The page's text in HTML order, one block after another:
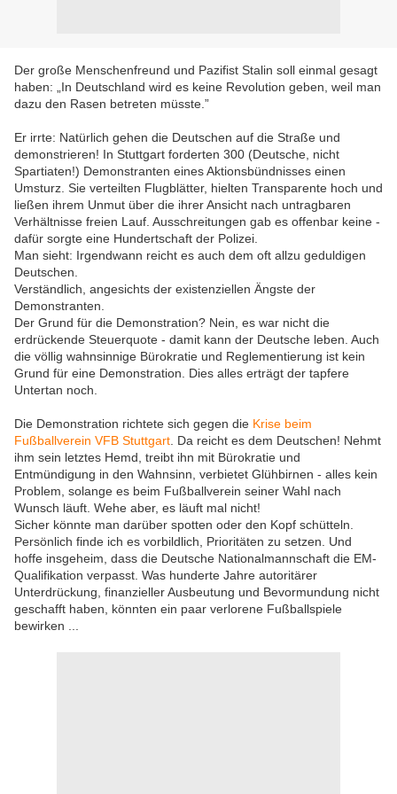
Der große Menschenfreund und Pazifist Stalin soll einmal gesagt
haben: „In Deutschland wird es keine Revolution geben, weil man
dazu den Rasen betreten müsste.”
Er irrte: Natürlich gehen die Deutschen auf die Straße und
demonstrieren! In Stuttgart forderten 300 (Deutsche, nicht
Spartiaten!) Demonstranten eines Aktionsbündnisses einen
Umsturz. Sie verteilten Flugblätter, hielten Transparente hoch und
ließen ihrem Unmut über die ihrer Ansicht nach untragbaren
Verhältnisse freien Lauf. Ausschreitungen gab es offenbar keine -
dafür sorgte eine Hundertschaft der Polizei.
Man sieht: Irgendwann reicht es auch dem oft allzu geduldigen
Deutschen.
Verständlich, angesichts der existenziellen Ängste der
Demonstranten.
Der Grund für die Demonstration? Nein, es war nicht die
erdrückende Steuerquote - damit kann der Deutsche leben. Auch
die völlig wahnsinnige Bürokratie und Reglementierung ist kein
Grund für eine Demonstration. Dies alles erträgt der tapfere
Untertan noch.
Die Demonstration richtete sich gegen die Krise beim
Fußballverein VFB Stuttgart . Da reicht es dem Deutschen! Nehmt
ihm sein letztes Hemd, treibt ihn mit Bürokratie und
Entmündigung in den Wahnsinn, verbietet Glühbirnen - alles kein
Problem, solange es beim Fußballverein seiner Wahl nach
Wunsch läuft. Wehe aber, es läuft mal nicht!
Sicher könnte man darüber spotten oder den Kopf schütteln.
Persönlich finde ich es vorbildlich, Prioritäten zu setzen. Und
hoffe insgeheim, dass die Deutsche Nationalmannschaft die EM-
Qualifikation verpasst. Was hunderte Jahre autoritärer
Unterdrückung, finanzieller Ausbeutung und Bevormundung nicht
geschafft haben, könnten ein paar verlorene Fußballspiele
bewirken ...